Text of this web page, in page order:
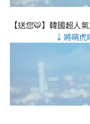
【送您🐯】韓國超人
↓將萌虎